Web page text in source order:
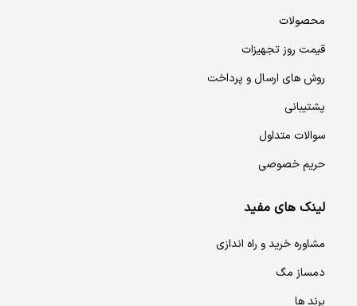
محصولات
قیمت روز تجهیزات
روش های ارسال و پرداخت
پشتیبانی
سوالات متداول
حریم خصوصی
لینک های مفید
مشاوره خرید و راه اندازی
دمساز مگ
برند ها